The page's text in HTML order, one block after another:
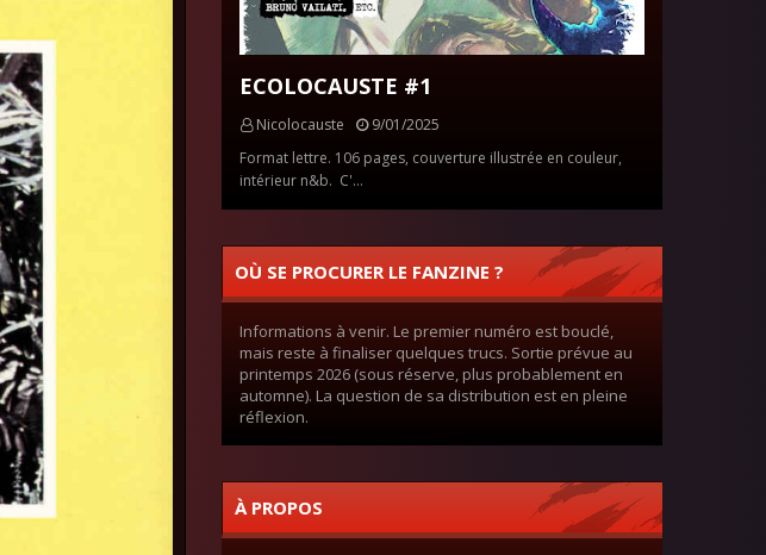
ECOLOCAUSTE #1
Nicolocauste
9/01/2025
Format lettre. 106 pages, couverture illustrée en couleur,
intérieur n&b. C'…
OÙ SE PROCURER LE FANZINE ?
Informations à venir. Le premier numéro est bouclé,
mais reste à finaliser quelques trucs. Sortie prévue au
printemps 2026 (sous réserve, plus probablement en
automne). La question de sa distribution est en pleine
réflexion.
À PROPOS